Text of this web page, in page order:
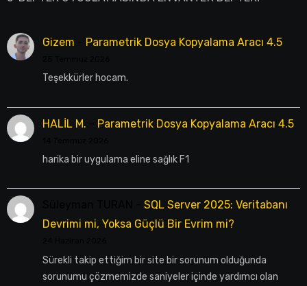
Gizem Parametrik Dosya Kopyalama Aracı 4.5
Teşekkürler hocam.
HALİL M. Parametrik Dosya Kopyalama Aracı 4.5
harika bir uygulama eline sağlık F1
SQL Server 2025: Veritabanı
Devrimi mi, Yoksa Güçlü Bir Evrim mi?
Sürekli takip ettiğim bir site bir sorunum olduğunda
sorunumu çözmemizde saniyeler içinde yardımcı olan